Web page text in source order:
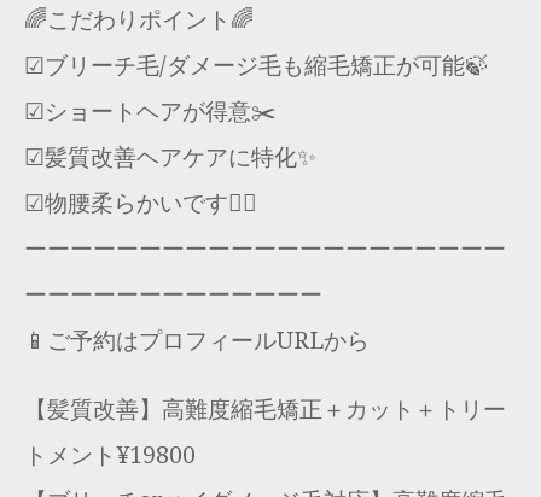
🌈こだわりポイント🌈
☑︎ブリーチ毛/ダメージ毛も縮毛矯正が可能🍃
☑︎ショートヘアが得意✂️
☑︎髪質改善ヘアケアに特化✨
☑︎物腰柔らかいです🙇‍♂️
ーーーーーーーーーーーーーーーーーーーーー
ーーーーーーーーーーーーー
📱ご予約はプロフィールURLから
【髪質改善】高難度縮毛矯正＋カット＋トリー
トメント¥19800